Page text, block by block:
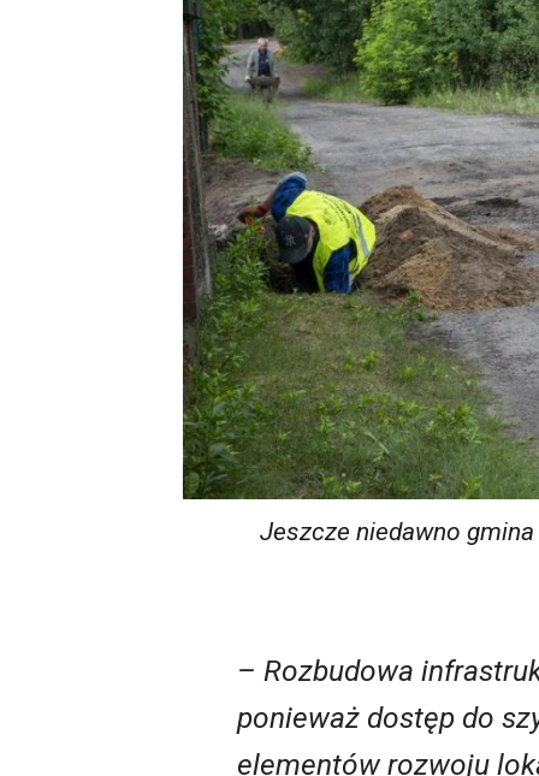
Jeszcze niedawno gmina
– Rozbudowa
ponieważ dostęp do
elementów rozwoju